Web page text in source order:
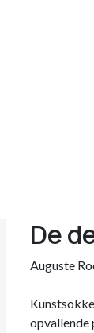
De
Auguste
opvallende